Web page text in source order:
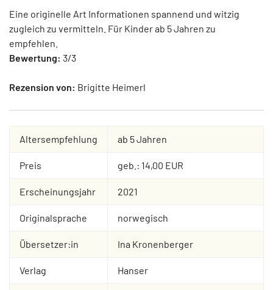
Eine originelle Art Informationen spannend und witzig
zugleich zu vermitteln. Für Kinder ab 5 Jahren zu
empfehlen.
Bewertung: 3/3
Rezension von: Brigitte Heimerl
Altersempfehlung ab 5 Jahren
Preis geb.: 14,00 EUR
Erscheinungsjahr 2021
Originalsprache norwegisch
Übersetzer:in Ina Kronenberger
Verlag Hanser